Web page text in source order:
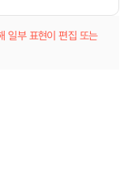
일부 표현이 편집 또는